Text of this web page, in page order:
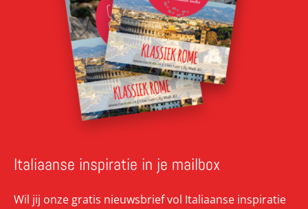
Italiaanse inspiratie in je mailbox
Wil jij onze gratis nieuwsbrief vol Italiaanse inspiratie